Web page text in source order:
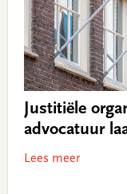
Justitiële
advocatuur
Lees meer